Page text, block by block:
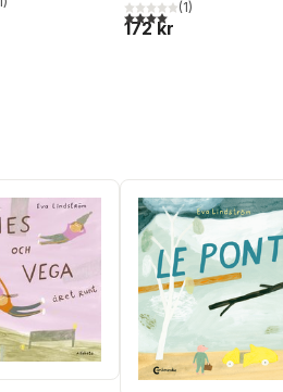
Totalt antal röster:
4,0utav 5 stjärnor. Totalt
(1)
172 kr